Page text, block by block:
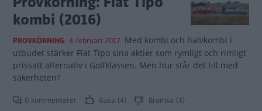
kombi (2016)
PROVKÖRNING 4 februari 2017 Med kombi och halvkombi i
utbudet stärker Fiat Tipo sina aktier som rymligt och rimligt
prissatt alternativ i Golfklassen. Men hur står det till med
säkerheten?
0 kommentarer Gasa (4) Bromsa (4)